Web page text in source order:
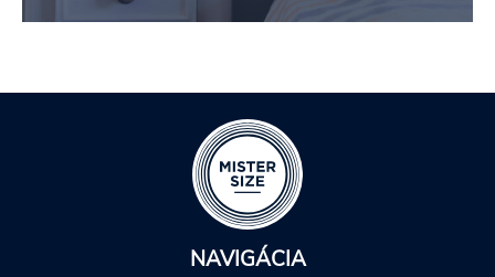
NAVIGÁCIA